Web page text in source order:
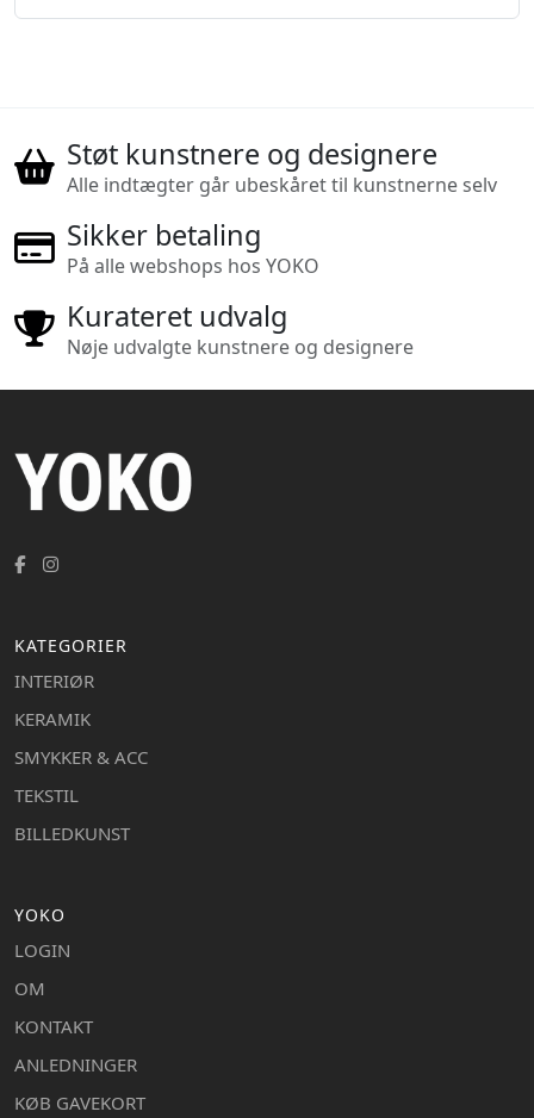
Støt kunstnere og designere
Alle indtægter går ubeskåret til kunstnerne selv
Sikker betaling
På alle webshops hos YOKO
Kurateret udvalg
Nøje udvalgte kunstnere og designere
KATEGORIER
INTERIØR
KERAMIK
SMYKKER & ACC
TEKSTIL
BILLEDKUNST
YOKO
LOGIN
OM
KONTAKT
ANLEDNINGER
KØB GAVEKORT